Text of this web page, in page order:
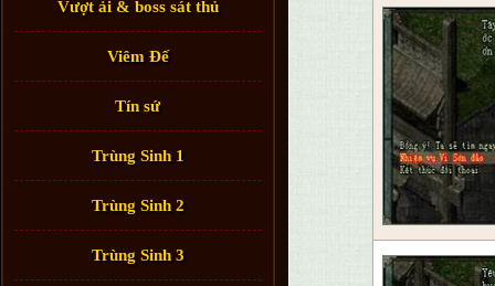
Vượt ải & boss sát thủ
Viêm Đế
Tín sứ
Trùng Sinh 1
Trùng Sinh 2
Trùng Sinh 3